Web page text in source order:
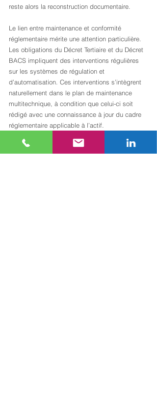
reste alors la reconstruction documentaire.
Le lien entre maintenance et conformité
réglementaire mérite une attention particulière.
Les obligations du Décret Tertiaire et du Décret
BACS impliquent des interventions régulières
sur les systèmes de régulation et
d’automatisation. Ces interventions s’intègrent
naturellement dans le plan de maintenance
multitechnique, à condition que celui-ci soit
rédigé avec une connaissance à jour du cadre
réglementaire applicable à l’actif.
Conseil de pro:
Lors d’un audit d’exploitation,